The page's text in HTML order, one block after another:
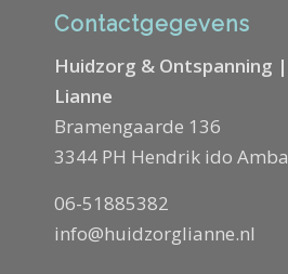
Contactgegevens
Huidzorg & Ontspanning |
Lianne
Bramengaarde 136
3344 PH Hendrik ido
06-51885382
info@huidzorglianne.nl